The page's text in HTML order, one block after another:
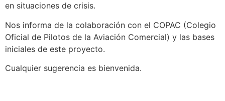
en situaciones de crisis.
Nos informa de la colaboración con el COPAC (Colegio
Oficial de Pilotos de la Aviación Comercial) y las bases
iniciales de este proyecto.
Cualquier sugerencia es bienvenida.